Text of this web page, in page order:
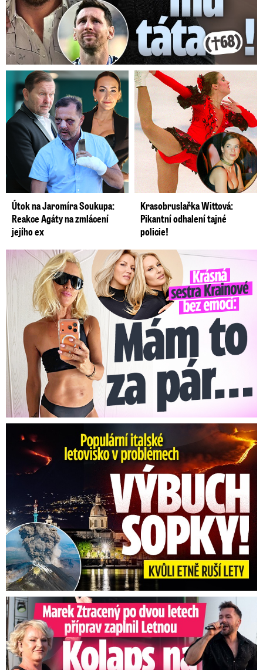
Video se připravuje ...
Jak poznat přehřátí u psa a jak mu pomoci v horkých
dnech?
Zdroj: Videoredakce ženských webů
Útok na Jaromíra Soukupa:
Reakce Agáty na zmlácení
jejího ex
Krasobruslařka Wittová:
Pikantní odhalení tajné
policie!
Krásná sestra Krainové bez emocí: Mám to za pár…
Erupce sicilské sopky Etny: Ruší desítky letů
Marek Ztracený na Letné: Pártlová stopla koncert